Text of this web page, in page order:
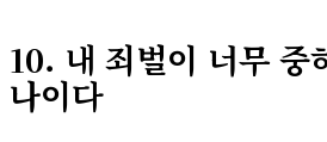
10. 내 죄벌이 너무 중
나이다